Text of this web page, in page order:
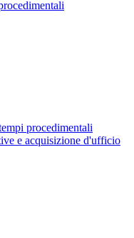
procedimentali
e acquisizione d'ufficio